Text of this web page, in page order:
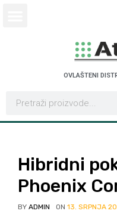
OVLAŠTENI
Hibridni
Phoenix
BY ADMIN ON 13. SRPNJA